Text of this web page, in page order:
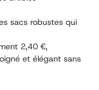
sacs robustes qui
2,40 €,
et élégant sans